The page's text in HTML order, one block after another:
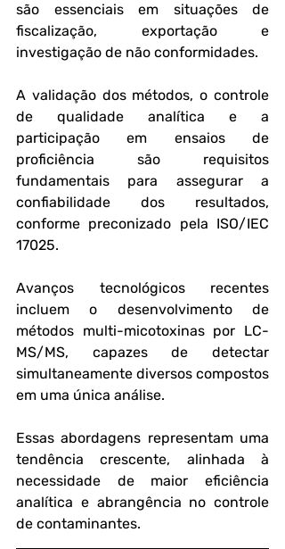
são essenciais em situações de
fiscalização, exportação e
investigação de não conformidades.
A validação dos métodos, o controle
de qualidade analítica e a
participação em ensaios de
proficiência são requisitos
fundamentais para assegurar a
confiabilidade dos resultados,
conforme preconizado pela ISO/IEC
17025.
Avanços tecnológicos recentes
incluem o desenvolvimento de
métodos multi-micotoxinas por LC-
MS/MS, capazes de detectar
simultaneamente diversos compostos
em uma única análise.
Essas abordagens representam uma
tendência crescente, alinhada à
necessidade de maior eficiência
analítica e abrangência no controle
de contaminantes.